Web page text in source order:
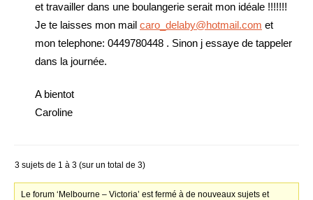
et travailler dans une boulangerie serait mon idéale !!!!!!!
Je te laisses mon mail caro_delaby@hotmail.com et
mon telephone: 0449780448 . Sinon j essaye de tappeler
dans la journée.
A bientot
Caroline
3 sujets de 1 à 3 (sur un total de 3)
Le forum ‘Melbourne – Victoria’ est fermé à de nouveaux sujets et